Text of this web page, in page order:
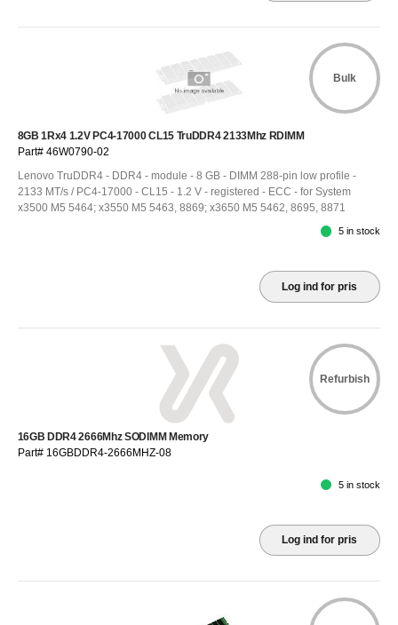
Bulk
8GB 1Rx4 1.2V PC4-17000 CL15 TruDDR4 2133Mhz RDIMM
Part# 46W0790-02
Lenovo TruDDR4 - DDR4 - module - 8 GB - DIMM 288-pin low profile -
2133 MT/s / PC4-17000 - CL15 - 1.2 V - registered - ECC - for System
x3500 M5 5464; x3550 M5 5463, 8869; x3650 M5 5462, 8695, 8871
5 in stock
Log ind for pris
Refurbish
16GB DDR4 2666Mhz SODIMM Memory
Part# 16GBDDR4-2666MHZ-08
5 in stock
Log ind for pris